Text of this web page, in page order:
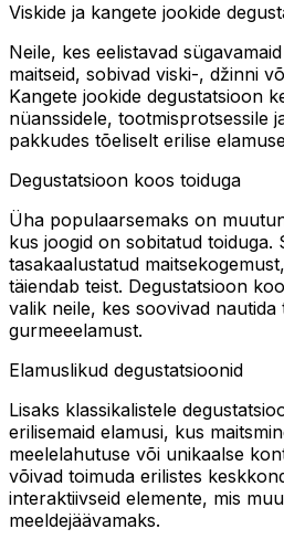
Viskide ja kangete jookide
Neile, kes eelistavad
maitseid, sobivad viski-, džinni
Kangete jookide degustatsioon
nüanssidele, tootmisprotsessile
pakkudes tõeliselt erilise
Degustatsioon koos toiduga
Üha populaarsemaks on
kus joogid on sobitatud toiduga.
tasakaalustatud
täiendab teist. Degustatsioon
valik neile, kes soovivad
gurmeeelamust.
Elamuslikud degustatsioonid
Lisaks klassikalistele
erilisemaid elamusi, kus
meelelahutuse või unikaalse
võivad toimuda erilistes
interaktiivseid elemente, mis
meeldejäävamaks.